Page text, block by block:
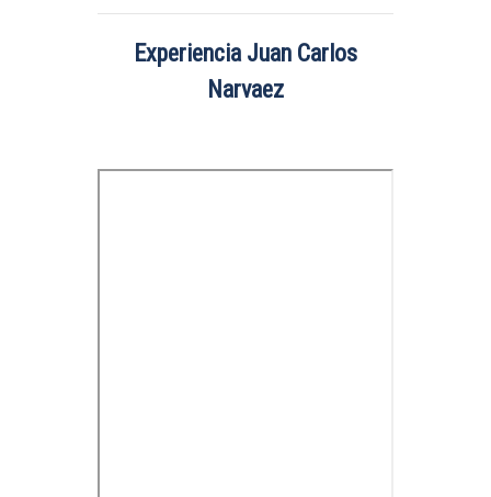
Experiencia Juan Carlos
Narvaez